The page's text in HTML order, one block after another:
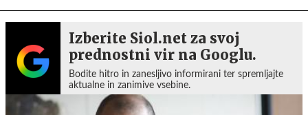
Izberite Siol.net za svoj
prednostni vir na Googlu.
Bodite hitro in zanesljivo informirani ter spremljajte
aktualne in zanimive vsebine.